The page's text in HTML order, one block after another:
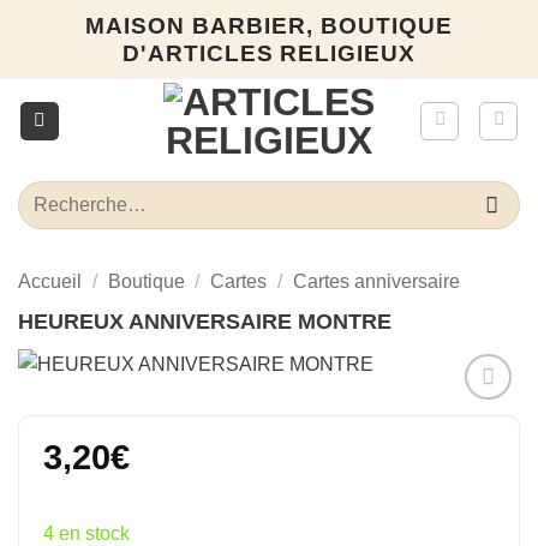
MAISON BARBIER, BOUTIQUE
D'ARTICLES RELIGIEUX
Recherche
pour :
Accueil / Boutique / Cartes / Cartes anniversaire
HEUREUX ANNIVERSAIRE MONTRE
3,20€
4 en stock